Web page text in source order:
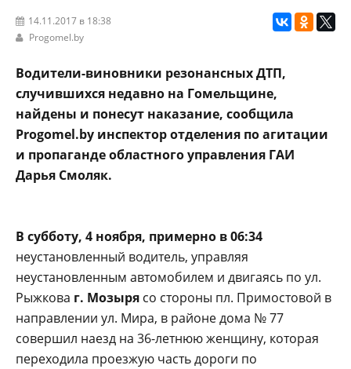
14.11.2017 в 18:38
Progomel.by
Водители-виновники резонансных ДТП,
случившихся недавно на Гомельщине,
найдены и понесут наказание, сообщила
Progomel.by инспектор отделения по агитации
и пропаганде областного управления ГАИ
Дарья Смоляк.
В субботу, 4 ноября, примерно в 06:34
неустановленный водитель, управляя
неустановленным автомобилем и двигаясь по ул.
Рыжкова г. Мозыря со стороны пл. Примостовой в
направлении ул. Мира, в районе дома № 77
совершил наезд на 36-летнюю женщину, которая
переходила проезжую часть дороги по